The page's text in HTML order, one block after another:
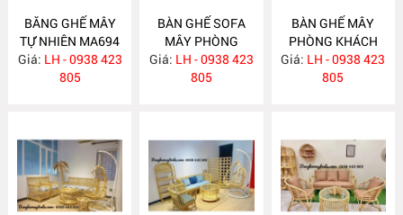
BĂNG GHẾ MÂY
TỰ NHIÊN MA694
Giá: LH - 0938 423
805
BÀN GHẾ SOFA
MÂY PHÒNG
KHÁCH MA689
Giá: LH - 0938 423
805
BÀN GHẾ MÂY
PHÒNG KHÁCH
MA688
Giá: LH - 0938 423
805